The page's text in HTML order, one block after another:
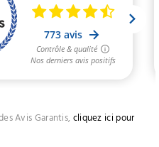
Avis Garantis, cliquez ici pour